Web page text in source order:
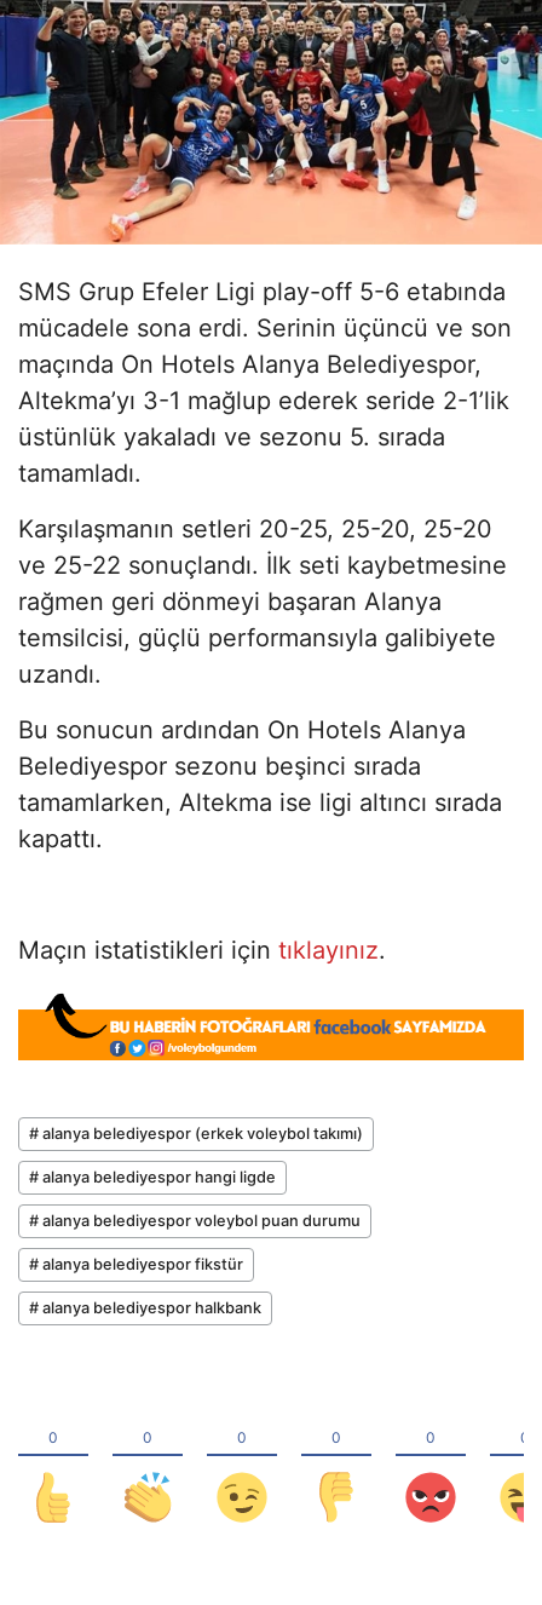
SMS Grup Efeler Ligi play-off 5-6 etabında
mücadele sona erdi. Serinin üçüncü ve son
maçında On Hotels Alanya Belediyespor,
Altekma’yı 3-1 mağlup ederek seride 2-1’lik
üstünlük yakaladı ve sezonu 5. sırada
tamamladı.
Karşılaşmanın setleri 20-25, 25-20, 25-20
ve 25-22 sonuçlandı. İlk seti kaybetmesine
rağmen geri dönmeyi başaran Alanya
temsilcisi, güçlü performansıyla galibiyete
uzandı.
Bu sonucun ardından On Hotels Alanya
Belediyespor sezonu beşinci sırada
tamamlarken, Altekma ise ligi altıncı sırada
kapattı.
Maçın istatistikleri için tıklayınız.
# alanya belediyespor (erkek voleybol takımı)
# alanya belediyespor hangi ligde
# alanya belediyespor voleybol puan durumu
# alanya belediyespor fikstür
# alanya belediyespor halkbank